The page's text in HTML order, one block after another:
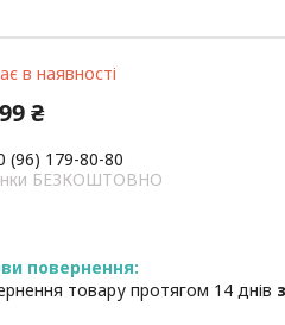
в наявності
₴
(96) 179-80-80
БЕЗКОШТОВНО
товару протягом 14 днів